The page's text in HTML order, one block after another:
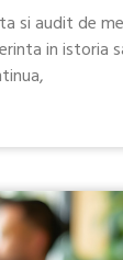
si audit de
in istoria